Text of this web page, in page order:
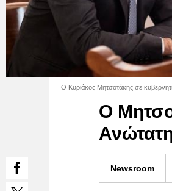
Ο Κυριάκος Μητσοτάκης σε
Ο
Newsroom